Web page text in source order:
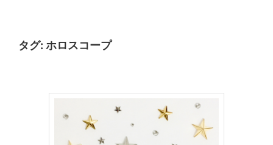
タグ: ホロスコープ